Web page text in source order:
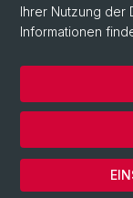
© Universität Basel
Ihrer Nutzung der
Informationen